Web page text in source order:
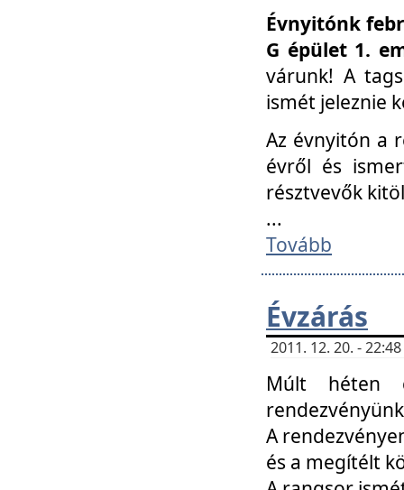
Évnyitónk
G épület 1.
várunk! A
ismét jeleznie
Az évnyitón a
évről és
résztvevők
...
Tovább
Évzárás
2011. 12. 20. -
Múlt héten
A
és a megítélt